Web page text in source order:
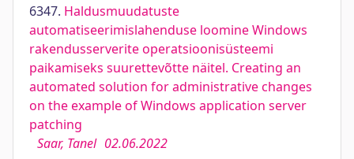
6347. Haldusmuudatuste
automatiseerimislahenduse loomine Windows
rakendusserverite operatsioonisüsteemi
paikamiseks suurettevõtte näitel. Creating an
automated solution for administrative changes
on the example of Windows application server
patching
Saar, Tanel 02.06.2022